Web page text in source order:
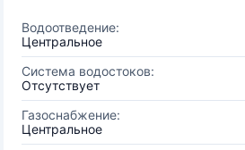
Водоотведение:
Центральное
Система водостоков:
Отсутствует
Газоснабжение:
Центральное